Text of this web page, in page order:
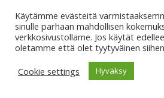
Käytämme evästeitä
sinulle parhaan mahdollisen
verkkosivustollame. Jos käytät
oletamme että olet tyytyväinen
Cookie settings
Hyväksy